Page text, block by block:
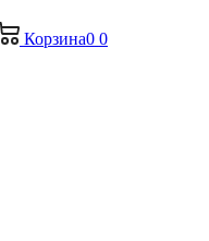
Корзина0 0